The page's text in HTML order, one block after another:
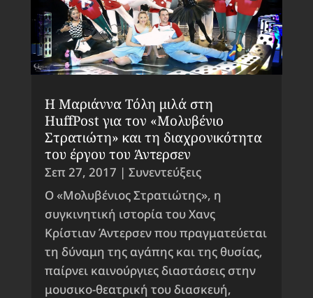
Η Μαριάννα Τόλη μιλά στη
HuffPost για τον «Μολυβένιο
Στρατιώτη» και τη διαχρονικότητα
του έργου του Άντερσεν
Σεπ 27, 2017 | Συνεντεύξεις
Ο «Μολυβένιος Στρατιώτης», η
συγκινητική ιστορία του Χανς
Κρίστιαν Άντερσεν που πραγματεύεται
τη δύναμη της αγάπης και της θυσίας,
παίρνει καινούργιες διαστάσεις στην
μουσικο-θεατρική του διασκευή,